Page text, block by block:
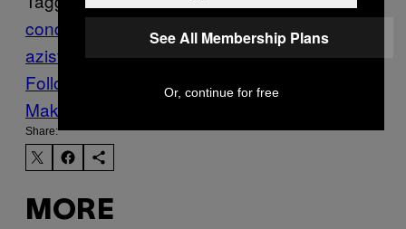
condamnare
Crime evrei lagare nazisme
azisti
Știri Vice Blog
Follow Us On Discover
Make Us Preferred In Top Stories
Share:
MORE
See All Membership Plans
Or, continue for free